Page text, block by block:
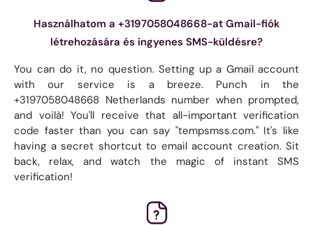
Használhatom a +3197058048668-at Gmail-fiók
létrehozására és ingyenes SMS-küldésre?
You can do it, no question. Setting up a Gmail account
with our service is a breeze. Punch in the
+3197058048668 Netherlands number when prompted,
and voilà! You'll receive that all-important verification
code faster than you can say "tempsmss.com." It's like
having a secret shortcut to email account creation. Sit
back, relax, and watch the magic of instant SMS
verification!